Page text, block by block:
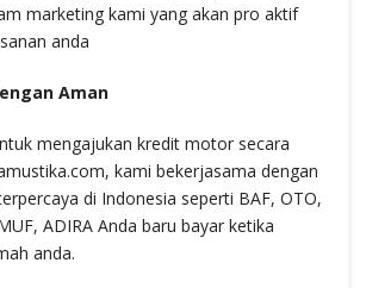
marketing kami yang akan pro aktif
anda
Aman
mengajukan kredit motor secara
kami bekerjasama dengan
di Indonesia seperti BAF, OTO,
ADIRA Anda baru bayar ketika
anda.